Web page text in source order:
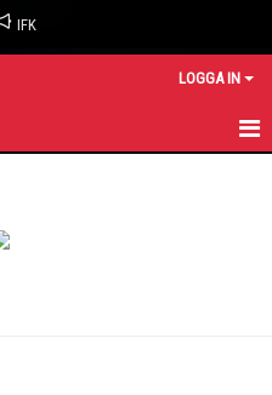
IFK
LOGGA IN